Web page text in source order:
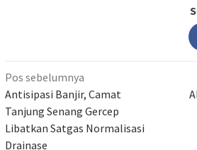
Navigasi
pos
Pos sebelumnya
Antisipasi Banjir, Camat
Tanjung Senang Gercep
Libatkan Satgas Normalisasi
Drainase